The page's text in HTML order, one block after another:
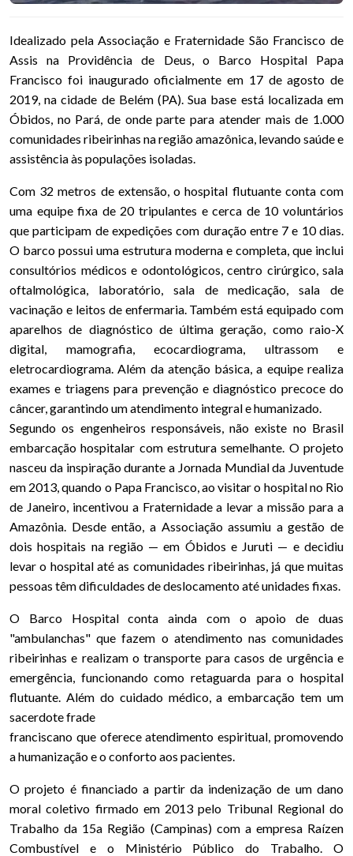
Idealizado pela Associação e Fraternidade São Francisco de
Assis na Providência de Deus, o Barco Hospital Papa
Francisco foi inaugurado oficialmente em 17 de agosto de
2019, na cidade de Belém (PA). Sua base está localizada em
Óbidos, no Pará, de onde parte para atender mais de 1.000
comunidades ribeirinhas na região amazônica, levando saúde e
assistência às populações isoladas.
Com 32 metros de extensão, o hospital flutuante conta com
uma equipe fixa de 20 tripulantes e cerca de 10 voluntários
que participam de expedições com duração entre 7 e 10 dias.
O barco possui uma estrutura moderna e completa, que inclui
consultórios médicos e odontológicos, centro cirúrgico, sala
oftalmológica, laboratório, sala de medicação, sala de
vacinação e leitos de enfermaria. Também está equipado com
aparelhos de diagnóstico de última geração, como raio-X
digital, mamografia, ecocardiograma, ultrassom e
eletrocardiograma. Além da atenção básica, a equipe realiza
exames e triagens para prevenção e diagnóstico precoce do
câncer, garantindo um atendimento integral e humanizado.
Segundo os engenheiros responsáveis, não existe no Brasil
embarcação hospitalar com estrutura semelhante. O projeto
nasceu da inspiração durante a Jornada Mundial da Juventude
em 2013, quando o Papa Francisco, ao visitar o hospital no Rio
de Janeiro, incentivou a Fraternidade a levar a missão para a
Amazônia. Desde então, a Associação assumiu a gestão de
dois hospitais na região — em Óbidos e Juruti — e decidiu
levar o hospital até as comunidades ribeirinhas, já que muitas
pessoas têm dificuldades de deslocamento até unidades fixas.
O Barco Hospital conta ainda com o apoio de duas
"ambulanchas" que fazem o atendimento nas comunidades
ribeirinhas e realizam o transporte para casos de urgência e
emergência, funcionando como retaguarda para o hospital
flutuante. Além do cuidado médico, a embarcação tem um
sacerdote frade
franciscano que oferece atendimento espiritual, promovendo
a humanização e o conforto aos pacientes.
O projeto é financiado a partir da indenização de um dano
moral coletivo firmado em 2013 pelo Tribunal Regional do
Trabalho da 15a Região (Campinas) com a empresa Raízen
Combustível e o Ministério Público do Trabalho. O